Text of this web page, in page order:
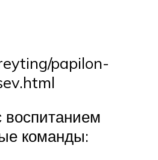
papilon-
команды: